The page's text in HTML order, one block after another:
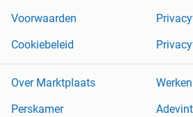
Voorwaarden
Cookiebeleid
Over Marktplaats
Perskamer